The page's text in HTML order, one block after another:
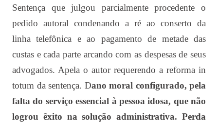
Sentença que julgou parcialmente procedente o
pedido autoral condenando a ré ao conserto da
linha telefônica e ao pagamento de metade das
custas e cada parte arcando com as despesas de seus
advogados. Apela o autor requerendo a reforma in
totum da sentença. Dano moral configurado, pela
falta do serviço essencial à pessoa idosa, que não
logrou êxito na solução administrativa. Perda